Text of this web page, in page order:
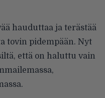
hauduttaa ja terästää
tovin pidempään. Nyt
että on haluttu vain